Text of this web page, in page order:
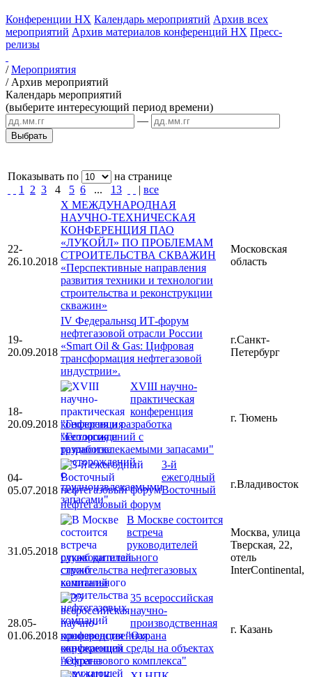
Конференции НХ Календарь мероприятий Архив всех
мероприятий Архив материалов конференций НХ Пресс-
релизы
/Мероприятия
/ Архив мероприятий
Календарь мероприятий
(выберите интересующий период времени)
—
Показывать по
на странице
1
2 3 4 5 6 ... 13 | все
22-
26.10.2018
X МЕЖДУНАРОДНАЯ
НАУЧНО-ТЕХНИЧЕСКАЯ
КОНФЕРЕНЦИЯ ПАО
«ЛУКОЙЛ» ПО ПРОБЛЕМАМ
СТРОИТЕЛЬСТВА СКВАЖИН
«Перспективные направления
развития техники и технологии
строительства и реконструкции
скважин»
Московская
область
19-
20.09.2018
IV Федеральнsq ИТ-форум
нефтегазовой отрасли России
«Smart Oil & Gas: Цифровая
трансформация нефтегазовой
индустрии».
г.Санкт-
Петербург
18-
20.09.2018
XVIII научно-
практическая
конференция
"Геология и разработка
месторождений с
трудноизвлекаемыми запасами"
г. Тюмень
04-
05.07.2018
3-й
ежегодный
Восточный
нефтегазовый форум
г.Владивосток
31.05.2018
В Москве состоится
встреча
руководителей
служб капитального
строительства нефтегазовых
компаний
Москва, улица
Тверская, 22,
отель
InterContinental,
28.05-
01.06.2018
35 всероссийская
научно-
производственная
конференция "Охрана
окружающей среды на объектах
нефтегазового комплекса"
г. Казань